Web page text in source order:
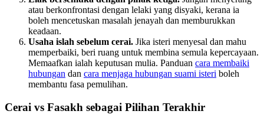
atau berkonfrontasi dengan lelaki yang disyaki, kerana ia
boleh mencetuskan masalah jenayah dan memburukkan
keadaan.
Usaha islah sebelum cerai. Jika isteri menyesal dan mahu
memperbaiki, beri ruang untuk membina semula kepercayaan.
Memaafkan ialah keputusan mulia. Panduan cara membaiki
hubungan dan cara menjaga hubungan suami isteri boleh
membantu fasa pemulihan.
Cerai vs Fasakh sebagai Pilihan Terakhir